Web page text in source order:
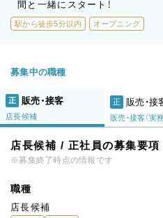
間と一緒にスタート！
駅から徒歩5分以内 オープニング
募集中の職種
正 販売・接客
店長候補
正 販売・接
販売・接客（実
店長候補 / 正社員の募集要項
※募集終了時点の情報です
職種
店長候補